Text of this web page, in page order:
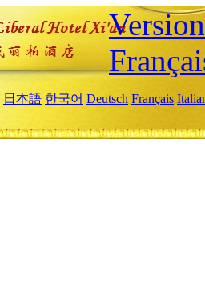
日本語 한국어 Deutsch Français